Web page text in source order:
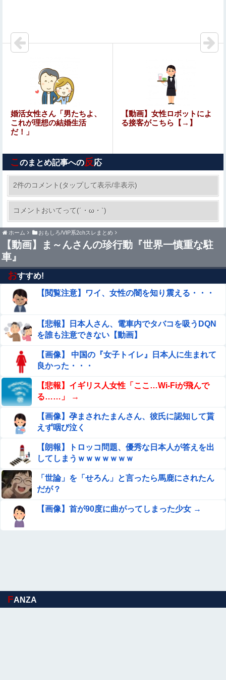
ｗｗｗ
ひろゆき「性欲弱い人は仕事も頑張らないので貧乏人多
【画像】 エ□漫画の「めちゃくちゃな展開」が好き
【悲報】女性配信者「アスペの検査してみた…みんなこれ
わかるの？」
【ネット史】 「鏡の中のアクトレス事件」夫は正しかった
のに、なぜ喧嘩は終わらなかったのか
韓国人「韓国サッカー協会の性接待報道、海外で
も大騒ぎに・・・2002年W杯4強の記録取り消し
の声も」→「マジで国の恥だ」「2002年まで疑
う価値がある」「国民や国が築いた国格をサッカ
ー選手が足で蹴り飛ばすね」
【動画】 ノーパン女さん、激写されてしまうｗｗｗwｗｗ
ｗｗｗｗｗｗ❤
【うわっ…】専業主婦さん、エグいくらいの不倫が子供に
ガチバレした結果…
【悲報】生挿入にビビってる女多すぎだろｗｗｗｗｗｗｗ
ｗｗｗwwww
【1stガンダム】難民老人「また地球に来れるとは……」
←これ連邦もヤバくない？
アラブ首長国連邦「秋田市に2兆円の超巨大データセン
ター建てるわ」
鈴村奈美アナ、乳寄せサスペンダーニットお●ぱいエッ
ロ！膨らみムギュ
【お通し食べ放題】 激安居酒屋来たから実況するでｗｗｗ
ｗｗｗｗｗ（画像あり）
【画像】温泉美女さん、濡れタオルでお尻の形が透けてし
まう
【動画】 美人女優さん、映画でマ○コのビラビラまでめく
らせてしまうｗｗｗｗｗｗ
【マジキチ】ゆうこく信者「高市総理に大勢のSP。税金
の無駄遣いです」→『山上のようなテロリストのせい』と
リプされ「山上君が犯人だとまだ思っておら...
【衝撃】吉岡里帆さん「豊臣兄弟」でおっぱいを自ら差し
出して触らせる・・・
婚活女性さん「男たちよ、
これが理想の結婚生活
だ！」
【動画】女性ロボットによ
る接客がこちら【→】
このまとめ記事への反応
2件のコメント(タップして表示/非表示)
コメントおいてって(´・ω・`)
ホーム おもしろ/VIP系2chスレまとめ
【動画】ま～んさんの珍行動『世界一慎重な駐
車』
おすすめ!
【閲覧注意】ワイ、女性の闇を知り震える・・・
【悲報】日本人さん、電車内でタバコを吸うDQN
を誰も注意できない【動画】
【画像】 中国の『女子トイレ』日本人に生まれて
良かった・・・
【悲報】イギリス人女性「ここ…Wi-Fiが飛んで
る……」 →
【画像】孕まされたまんさん、彼氏に認知して貰
えず咽び泣く
【朗報】トロッコ問題、優秀な日本人が答えを出
してしまうｗｗｗｗｗｗｗ
「世論」を「せろん」と言ったら馬鹿にされたん
だが？
【画像】首が90度に曲がってしまった少女 →
FANZA